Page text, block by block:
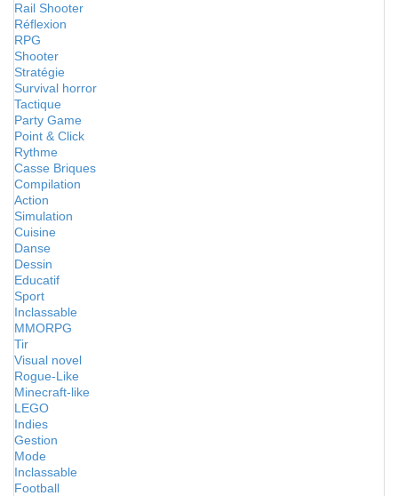
Rail Shooter
Réflexion
RPG
Shooter
Stratégie
Survival horror
Tactique
Party Game
Point & Click
Rythme
Casse Briques
Compilation
Action
Simulation
Cuisine
Danse
Dessin
Educatif
Sport
Inclassable
MMORPG
Tir
Visual novel
Rogue-Like
Minecraft-like
LEGO
Indies
Gestion
Mode
Inclassable
Football